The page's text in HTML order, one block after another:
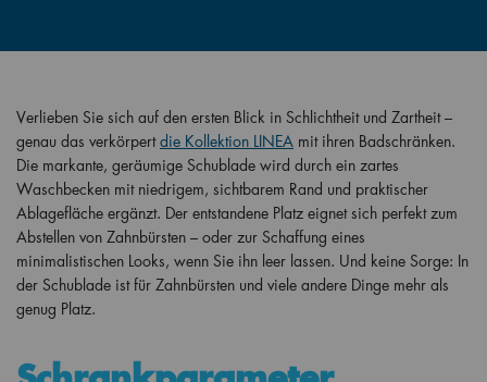
Verlieben Sie sich auf den ersten Blick in Schlichtheit und Zartheit –
genau das verkörpert die Kollektion LINEA mit ihren Badschränken.
Die markante, geräumige Schublade wird durch ein zartes
Waschbecken mit niedrigem, sichtbarem Rand und praktischer
Ablagefläche ergänzt. Der entstandene Platz eignet sich perfekt zum
Abstellen von Zahnbürsten – oder zur Schaffung eines
minimalistischen Looks, wenn Sie ihn leer lassen. Und keine Sorge: In
der Schublade ist für Zahnbürsten und viele andere Dinge mehr als
genug Platz.